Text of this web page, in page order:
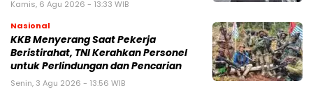
Kamis, 6 Agu 2026 - 13:33 WIB
Nasional
KKB Menyerang Saat Pekerja
Beristirahat, TNI Kerahkan Personel
untuk Perlindungan dan Pencarian
Senin, 3 Agu 2026 - 13:56 WIB